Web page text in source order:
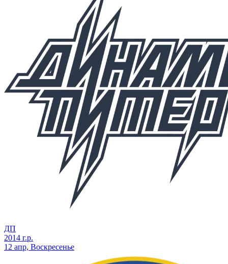
ДП
2014 г.р.
12 апр, Воскресенье